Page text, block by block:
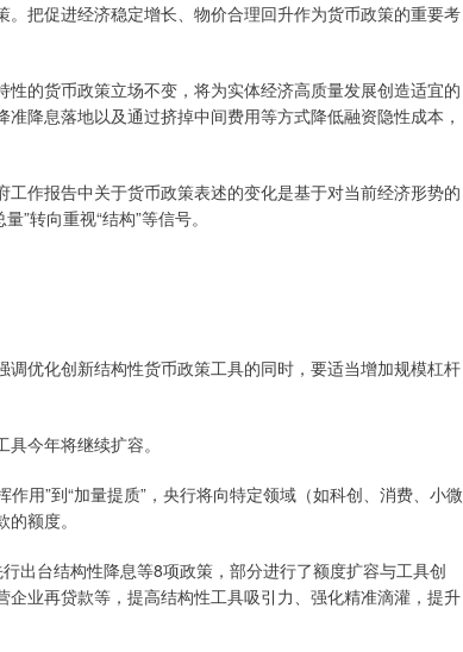
把促进经济稳定增长、物价合理回升作为货币政策的重要考
的货币政策立场不变，将为实体经济高质量发展创造适宜的
降息落地以及通过挤掉中间费用等方式降低融资隐性成本，
作报告中关于货币政策表述的变化是基于对当前经济形势的
”转向重视“结构”等信号。
优化创新结构性货币政策工具的同时，要适当增加规模杠杆
今年将继续扩容。
用”到“加量提质”，央行将向特定领域（如科创、消费、小微
额度。
出台结构性降息等8项政策，部分进行了额度扩容与工具创
业再贷款等，提高结构性工具吸引力、强化精准滴灌，提升